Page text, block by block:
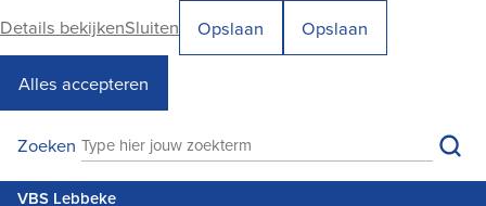
Details bekijkenSluiten Opslaan Opslaan
Alles accepteren
VBS Lebbeke
VBS Lebbeke
Zoeken